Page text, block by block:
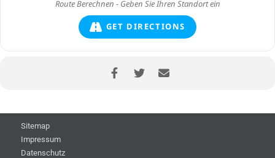
GET DIRECTIONS
Sitemap
Impressum
Datenschutz